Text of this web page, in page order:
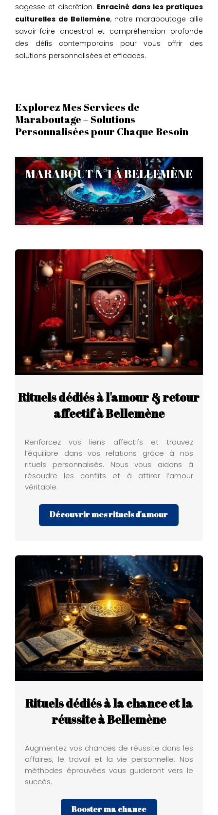
sagesse et discrétion. Enraciné dans les pratiques
culturelles de Bellemène, notre maraboutage allie
savoir-faire ancestral et compréhension profonde
des défis contemporains pour vous offrir des
solutions personnalisées et efficaces.
Explorez Mes Services de
Maraboutage – Solutions
Personnalisées pour Chaque Besoin
MARABOUT N°1 À BELLEMÈNE
+262 693 44 79 07
Rituels dédiés à l'amour & retour
affectif à Bellemène
Renforcez vos liens affectifs et trouvez
l’équilibre dans vos relations grâce à nos
rituels personnalisés. Nous vous aidons à
résoudre les conflits et à attirer l’amour
véritable.
Découvrir mes rituels d'amour
Rituels dédiés à la chance et la
réussite à Bellemène
Augmentez vos chances de réussite dans les
affaires, le travail et la vie personnelle. Nos
méthodes éprouvées vous guideront vers le
succès.
Booster ma chance